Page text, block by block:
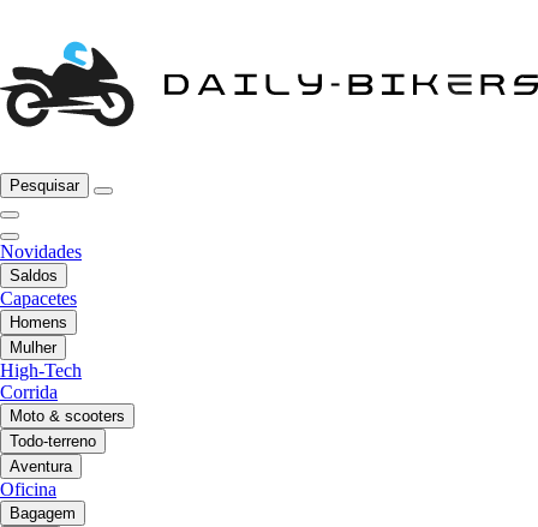
Pesquisar
Novidades
Saldos
Capacetes
Homens
Mulher
High-Tech
Corrida
Moto & scooters
Todo-terreno
Aventura
Oficina
Bagagem